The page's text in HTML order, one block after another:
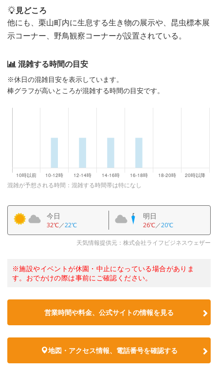
見どころ
他にも、栗山町内に生息する生き物の展示や、昆虫標本展
示コーナー、野鳥観察コーナーが設置されている。
混雑する時間の目安
※休日の混雑目安を表示しています。
棒グラフが高いところが混雑する時間の目安です。
混雑が予想される時間：混雑する時間帯は特になし
今日
32℃／22℃
明日
26℃／20℃
天気情報提供元：株式会社ライフビジネスウェザー
※施設やイベントが休園・中止になっている場合がありま
す。おでかけの際は事前にご確認ください。
営業時間や料金、公式サイトの情報を見る
地図・アクセス情報、電話番号を確認する